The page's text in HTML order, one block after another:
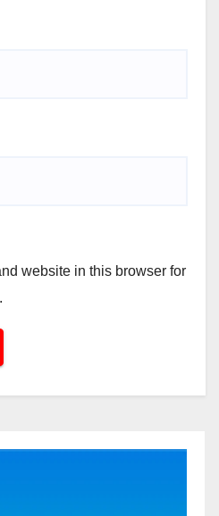
website in this browser for